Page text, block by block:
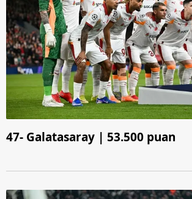
47- Galatasaray | 53.500 puan